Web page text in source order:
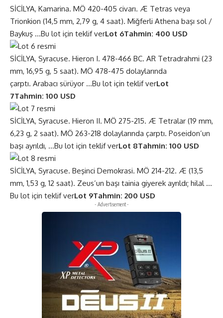
SİCİLYA, Kamarina. MÖ 420-405 civarı. Æ Tetras veya
Trionkion (14,5 mm, 2,79 g, 4 saat). Miğferli Athena başı sol /
Baykuş …Bu lot için teklif verLot 6Tahmin: 400 USD
SİCİLYA, Syracuse. Hieron I. 478-466 BC. AR Tetradrahmi (23
mm, 16,95 g, 5 saat). MÖ 478-475 dolaylarında
çarptı. Arabacı sürüyor …Bu lot için teklif verLot
7Tahmin: 100 USD
SİCİLYA, Syracuse. Hieron II. MÖ 275-215. Æ Tetralar (19 mm,
6,23 g, 2 saat). MÖ 263-218 dolaylarında çarptı. Poseidon’un
başı ayrıldı, …Bu lot için teklif verLot 8Tahmin: 100 USD
SİCİLYA, Syracuse. Beşinci Demokrasi. MÖ 214-212. Æ (13,5
mm, 1,53 g, 12 saat). Zeus’un başı tainia giyerek ayrıldı; hilal …
Bu lot için teklif verLot 9Tahmin: 200 USD
- Advertisement -